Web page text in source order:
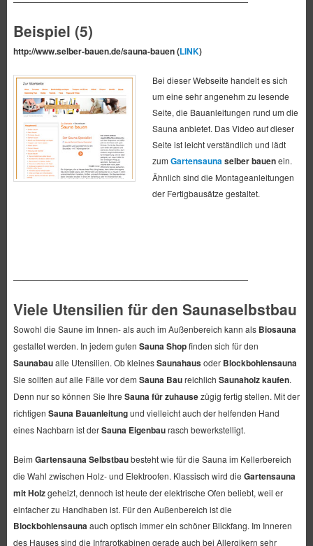
Beispiel (5)
http://www.selber-bauen.de/sauna-bauen (LINK)
Bei dieser Webseite handelt es sich
um eine sehr angenehm zu lesende
Seite, die Bauanleitungen rund um die
Sauna anbietet. Das Video auf dieser
Seite ist leicht verständlich und lädt
zum Gartensaunaselber bauenein.
Ähnlich sind die Montageanleitungen
der Fertigbausätze gestaltet.
————————————————————————————
Viele Utensilien für den Saunaselbstbau
Sowohl die Saune im Innen- als auch im Außenbereich kann als Biosauna
gestaltet werden. In jedem guten Sauna Shopfinden sich für den
Saunabaualle Utensilien. Ob kleinesSaunahausoder Blockbohlensauna
Sie sollten auf alle Fälle vor dem Sauna Baureichlich Saunaholz kaufen.
Denn nur so können Sie Ihre Sauna für zuhausezügig fertig stellen. Mit der
richtigen Sauna Bauanleitungund vielleicht auch der helfenden Hand
eines Nachbarn ist derSauna Eigenbaurasch bewerkstelligt.
Beim Gartensauna Selbstbaubesteht wie für die Sauna im Kellerbereich
die Wahl zwischen Holz- und Elektroofen. Klassisch wird die Gartensauna
mit Holzgeheizt, dennoch ist heute der elektrische Ofen beliebt, weil er
einfacher zu Handhaben ist. Für den Außenbereich ist die
Blockbohlensauna auch optisch immer ein schöner Blickfang. Im Inneren
des Hauses sind die Infrarotkabinen gerade auch bei Allergikern sehr